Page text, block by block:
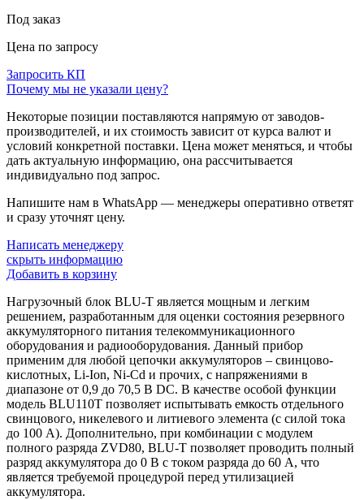
Под заказ
Цена по запросу
Запросить КП
Почему мы не указали цену?
Некоторые позиции поставляются напрямую от заводов-
производителей, и их стоимость зависит от курса валют и
условий конкретной поставки. Цена может меняться, и чтобы
дать актуальную информацию, она рассчитывается
индивидуально под запрос.
Напишите нам в WhatsApp — менеджеры оперативно ответят
и сразу уточнят цену.
Написать менеджеру
скрыть информацию
Добавить в корзину
Нагрузочный блок BLU-T является мощным и легким
решением, разработанным для оценки состояния резервного
аккумуляторного питания телекоммуникационного
оборудования и радиооборудования. Данный прибор
применим для любой цепочки аккумуляторов – свинцово-
кислотных, Li-Ion, Ni-Cd и прочих, с напряжениями в
диапазоне от 0,9 до 70,5 В DC. В качестве особой функции
модель BLU110T позволяет испытывать емкость отдельного
свинцового, никелевого и литиевого элемента (с силой тока
до 100 А). Дополнительно, при комбинации с модулем
полного разряда ZVD80, BLU-T позволяет проводить полный
разряд аккумулятора до 0 В с током разряда до 60 А, что
является требуемой процедурой перед утилизацией
аккумулятора.